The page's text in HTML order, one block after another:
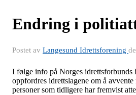
Endring i
Postet av Langesund Idrettsforening
I følge info på Norges idrettsforbunds
oppfordres idrettslagene om å
personer som tidligere har fremvist